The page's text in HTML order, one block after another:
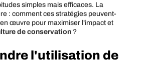
simples mais efficaces. La
: comment ces stratégies peuvent-
œuvre pour maximiser l'impact et
de conservation?
l'utilisation de